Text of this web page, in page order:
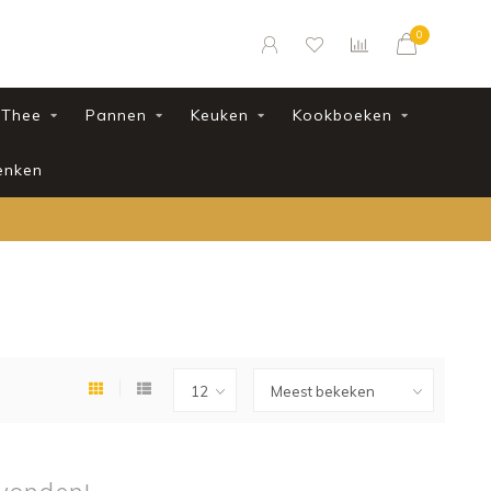
0
Thee Pannen Keuken Kookboeken